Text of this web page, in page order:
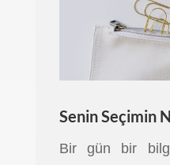
Senin Seçimin
Bir gün bir